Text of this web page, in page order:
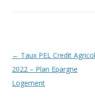
Navigation
des
articles
← Taux PEL Credit
2022 – Plan Epargne
Logement